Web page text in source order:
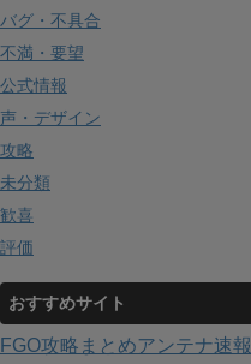
バグ・不具合
不満・要望
公式情報
声・デザイン
攻略
未分類
歓喜
評価
おすすめサイト
FGO攻略まとめアンテナ速報